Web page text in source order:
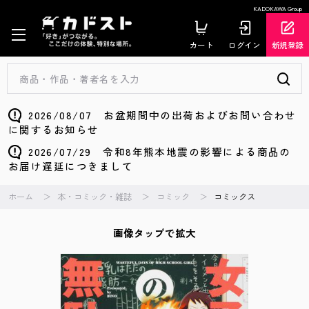
KADOKAWA Group
カート ログイン 新規登録
2026/08/07 お盆期間中の出荷およびお問い合わせ
に関するお知らせ
2026/07/29 令和8年熊本地震の影響による商品の
お届け遅延につきまして
ホーム 本・コミック・雑誌 コミック コミックス
画像タップで拡大